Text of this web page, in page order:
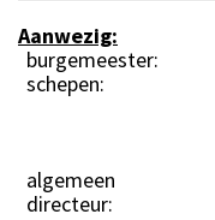
Aanwezig:
burgemeester:
schepen:
algemeen
directeur: